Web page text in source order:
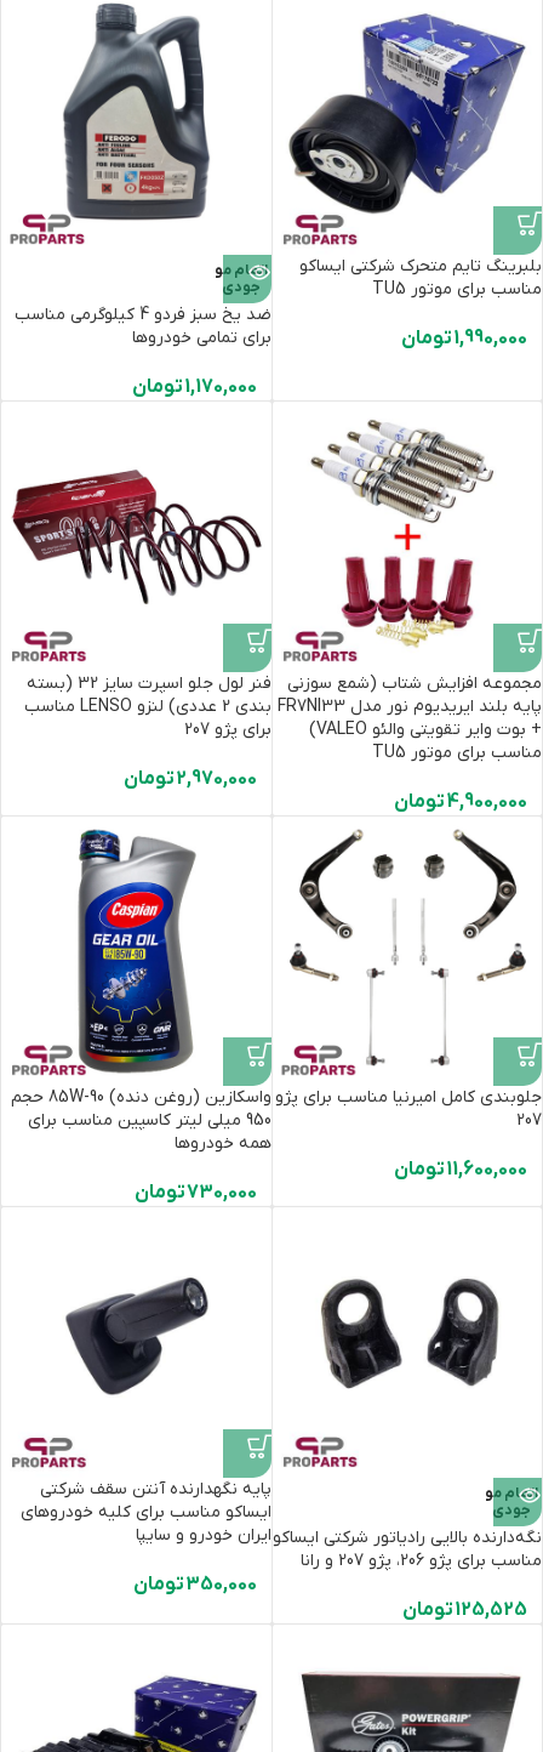
بلبرینگ تایم متحرک شرکتی ایساکو
مناسب برای موتور TU5
1,990,000تومان
اتمام مو
جودی
ضد یخ سبز فردو 4 کیلوگرمی مناسب
برای تمامی خودروها
1,170,000تومان
مجموعه افزایش شتاب (شمع سوزنی
پایه بلند ایریدیوم نور مدل FR7NI33
+ بوت وایر تقویتی والئو VALEO)
مناسب برای موتور TU5
4,900,000تومان
فنر لول جلو اسپرت سایز 32 (بسته
بندی 2 عددی) لنزو LENSO مناسب
برای پژو 207
2,970,000تومان
جلوبندی کامل امیرنیا مناسب برای پژو
207
11,600,000تومان
واسکازین (روغن دنده) 85W-90 حجم
950 میلی لیتر کاسپین مناسب برای
همه خودروها
730,000تومان
اتمام مو
جودی
نگه‌دارنده بالایی رادیاتور شرکتی ایساکو
مناسب برای پژو 206، پژو 207 و رانا
125,525تومان
پایه نگهدارنده آنتن سقف شرکتی
ایساکو مناسب برای کلیه خودروهای
ایران خودرو و سایپا
350,000تومان